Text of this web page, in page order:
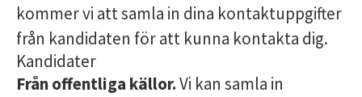
kommer vi att samla in dina kontaktuppgifter
från kandidaten för att kunna kontakta dig.
Kandidater
Från offentliga källor.Vi kan samla in